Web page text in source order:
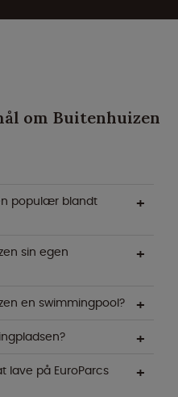
om Buitenhuizen
populær blandt
sin egen
en swimmingpool?
lave på EuroParcs